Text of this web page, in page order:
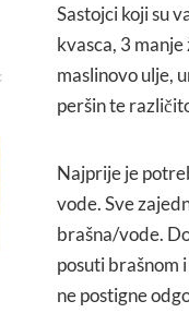
Sastojci koji su
kvasca, 3
maslinovo ulje,
peršin te
Najprije je
vode. Sve
brašna/vode.
posuti brašnom
ne postigne